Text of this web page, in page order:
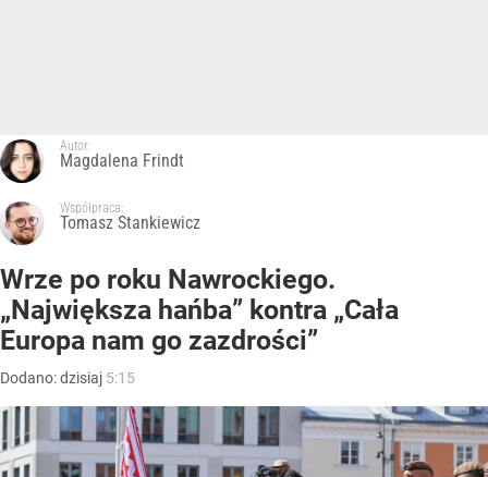
Autor:
Magdalena Frindt
Współpraca:
Tomasz Stankiewicz
Wrze po roku Nawrockiego.
„Największa hańba” kontra „Cała
Europa nam go zazdrości”
Dodano:dzisiaj 5:15